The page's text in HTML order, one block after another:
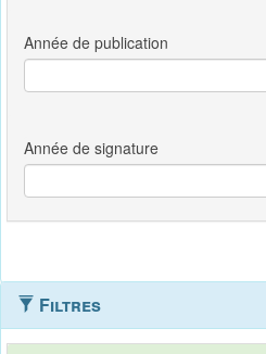
Filtres